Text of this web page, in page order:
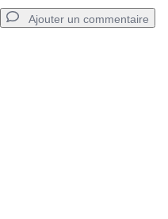
Ajouter un commentaire